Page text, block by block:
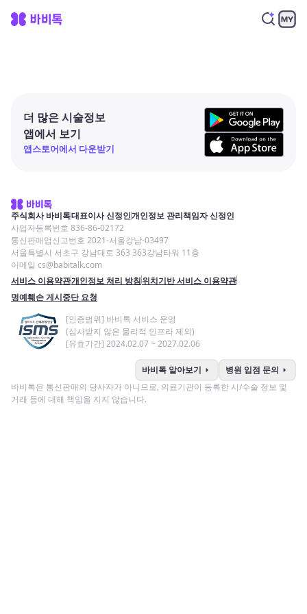
더 많은 시술정보
앱에서 보기
앱스토어에서 다운받기
주식회사 바비톡대표이사 신정인개인정보 관리책임자 신정인
사업자등록번호 836-86-02172
통신판매업신고번호 2021-서울강남-03497
서울특별시 서초구 강남대로 363 363강남타워 11층
이메일 cs@babitalk.com
서비스 이용약관개인정보 처리 방침위치기반 서비스 이용약관
명예훼손 게시중단 요청
[인증범위] 바비톡 서비스 운영
(심사받지 않은 물리적 인프라 제외)
[유효기간] 2024.02.07 ~ 2027.02.06
바비톡 알아보기 arrow_right 병원 입점 문의 arrow_right
바비톡은 통신판매의 당사자가 아니므로, 의료기관이 등록한 시/수술 정보 및
거래 등에 대해 책임을 지지 않습니다.